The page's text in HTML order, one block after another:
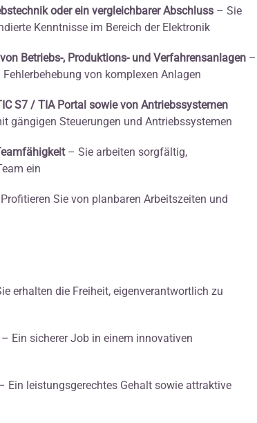
oder ein vergleichbarer Abschluss – Sie
Kenntnisse im Bereich der Elektronik
Betriebs-, Produktions- und Verfahrensanlagen –
von komplexen Anlagen
S7 / TIA Portal sowie von Antriebssystemen
gängigen Steuerungen und Antriebssystemen
– Sie arbeiten sorgfältig,
ein
Sie von planbaren Arbeitszeiten und
erhalten die Freiheit, eigenverantwortlich zu
– Ein sicherer Job in einem innovativen
Ein leistungsgerechtes Gehalt sowie attraktive